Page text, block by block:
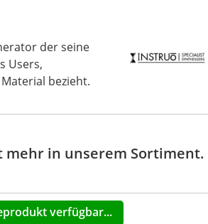
der seine
Users,
bezieht.
mehr in unserem Sortiment.
verfügbar...